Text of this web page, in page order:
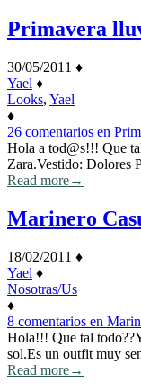
Primavera
30/05/2011 ♦
Yael ♦
Looks, Yael
♦
26 comentarios en
Hola a tod@s!!! Que
Zara.Vestido: Dolores
Read more→
Marinero
18/02/2011 ♦
Yael ♦
Nosotras/Us
♦
8 comentarios en
Hola!!! Que tal
sol.Es un outfit muy
Read more→